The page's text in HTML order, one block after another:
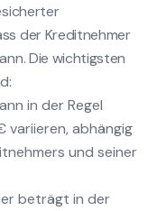
der Kreditnehmer
Die wichtigsten
in der Regel
variieren, abhängig
und seiner
beträgt in der